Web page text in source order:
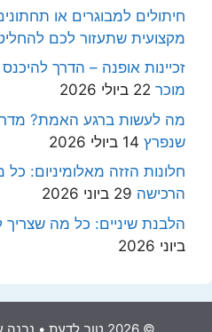
חיתולים למבוגרים או
מקצועית שתעזור לכם
זכיינות אופנה – הדרך
מוכר 22 ביולי 2026
מה לעשות ברגע האמת?
שנפרץ 14 ביולי 2026
חלונות הזזה מאלומיניום:
הרכישה 29 ביוני 2026
הלבנת שיניים: כל מה
ביוני 2026
© 2026 טוב לדעת • נבנה